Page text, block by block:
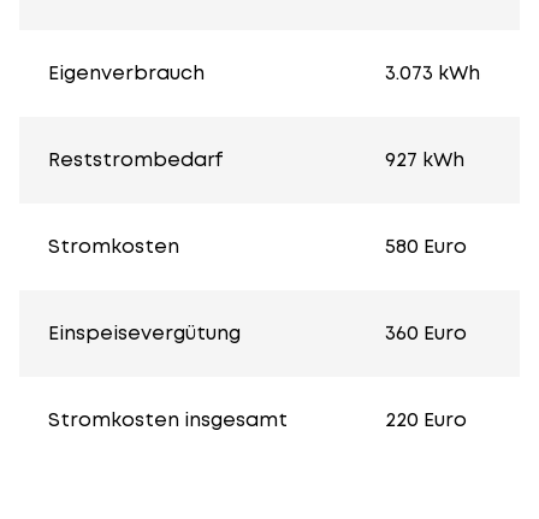
Eigenverbrauch 3.073 kWh
Reststrombedarf 927 kWh
Stromkosten 580 Euro
Einspeisevergütung 360 Euro
Stromkosten insgesamt 220 Euro